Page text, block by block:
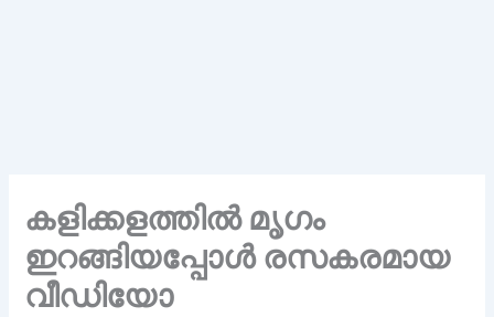
കളിക്കളത്തിൽ മൃഗം
ഇറങ്ങിയപ്പോൾ രസകരമായ
വീഡിയോ